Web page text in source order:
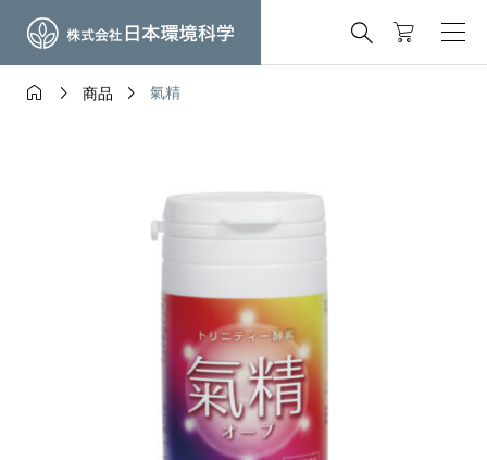

  商品  氣精